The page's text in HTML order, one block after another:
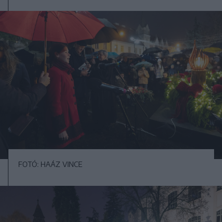
FOTÓ: HAÁZ VINCE